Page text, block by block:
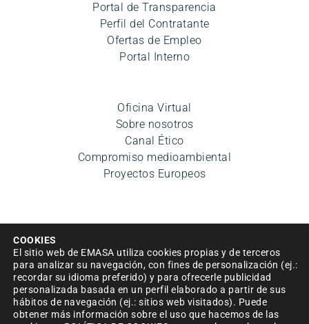
Portal de Transparencia
Perfil del Contratante
Ofertas de Empleo
Portal Interno
Oficina Virtual
Sobre nosotros
Canal Ético
Compromiso medioambiental
Proyectos Europeos
Aviso legal|Política de privacidad|Condiciones de uso
|Accesibilidad|Política de cookies|Mapa del sitio
Política de Seguridad de la información
COOKIES
El sitio web de EMASA utiliza cookies propias y de terceros
para analizar su navegación, con fines de personalización (ej.:
recordar su idioma preferido) y para ofrecerle publicidad
personalizada basada en un perfil elaborado a partir de sus
hábitos de navegación (ej.: sitios web visitados). Puede
obtener más información sobre el uso que hacemos de las